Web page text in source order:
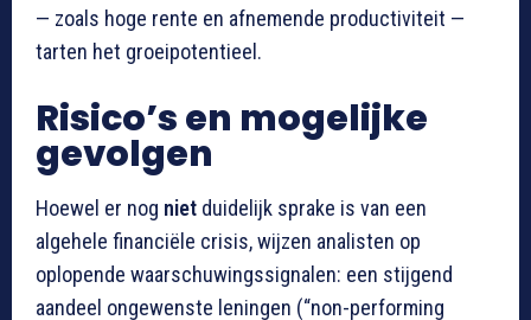
— zoals hoge rente en afnemende productiviteit —
tarten het groeipotentieel.
Risico’s en mogelijke
gevolgen
Hoewel er nog niet duidelijk sprake is van een
algehele financiële crisis, wijzen analisten op
oplopende waarschuwingssignalen: een stijgend
aandeel ongewenste leningen (“non-performing